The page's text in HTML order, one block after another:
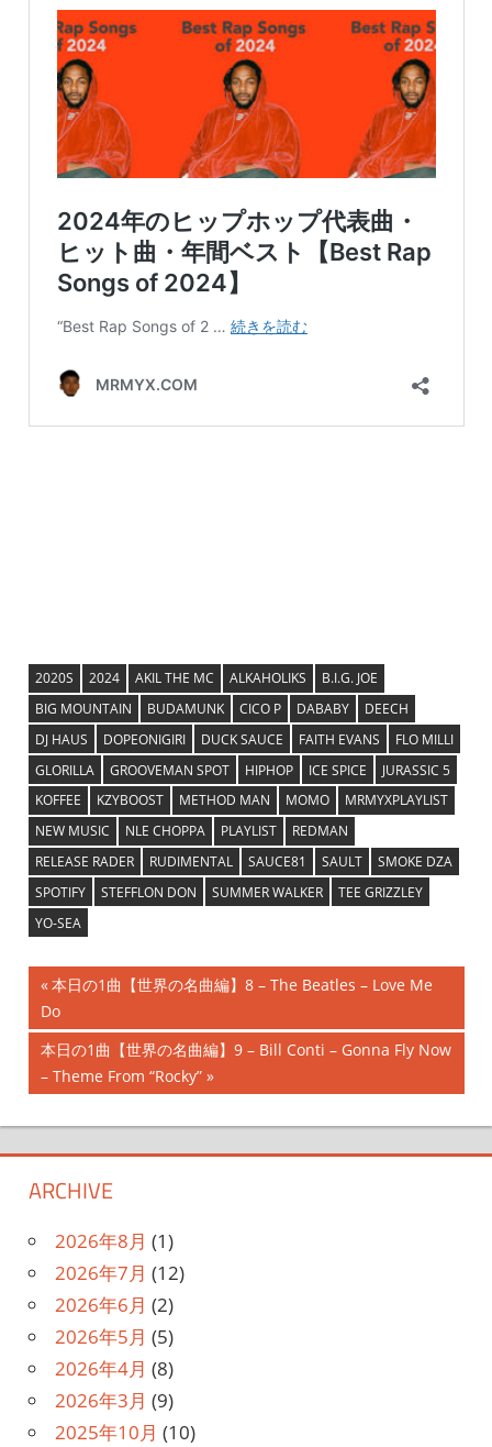
2020S 2024 AKIL THE MC ALKAHOLIKS
B.I.G. JOE
BIG MOUNTAIN
BUDAMUNK CICO P DABABY
DEECH
DJ HAUS
DOPEONIGIRI DUCK SAUCE FAITH EVANS
FLO MILLI
GLORILLA
GROOVEMAN SPOT HIPHOP ICE SPICE
JURASSIC 5
KOFFEE
KZYBOOST METHOD MAN MOMO
MRMYXPLAYLIST
NEW MUSIC
NLE CHOPPA PLAYLIST
REDMAN
RELEASE RADER
RUDIMENTAL SAUCE81 SAULT
SMOKE DZA
SPOTIFY
STEFFLON DON SUMMER WALKER
TEE GRIZZLEY
YO-SEA
投
稿
ナ
ビ
ゲ
ー
シ
ョ
ン
前
の
記
事:
本日の1曲【世界の名曲編】8 – The Beatles – Love Me
Do
次
の
記
事:
本日の1曲【世界の名曲編】9 – Bill Conti – Gonna Fly Now
– Theme From “Rocky”
ARCHIVE
2026年8月 (1)
2026年7月 (12)
2026年6月 (2)
2026年5月 (5)
2026年4月 (8)
2026年3月 (9)
2025年10月 (10)